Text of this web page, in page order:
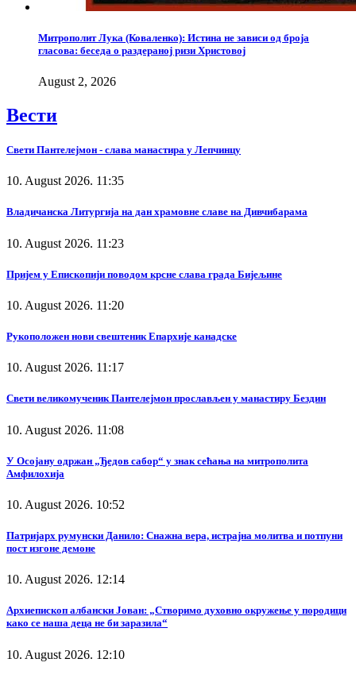
Митрополит Лука (Коваленко): Истина не зависи од броја
гласова: беседа о раздераној ризи Христовој
August 2, 2026
Вести
Свети Пантелејмон - слава манастира у Лепчинцу
10. August 2026. 11:35
Владичанска Литургија на дан храмовне славе на Дивчибарама
10. August 2026. 11:23
Пријем у Епископији поводом крсне слава града Бијељине
10. August 2026. 11:20
Рукоположен нови свештеник Епархије канадске
10. August 2026. 11:17
Свети великомученик Пантелејмон прослављен у манастиру Бездин
10. August 2026. 11:08
У Осојану одржан „Ђедов сабор“ у знак сећања на митрополита
Амфилохија
10. August 2026. 10:52
Патријарх румунски Данило: Снажна вера, истрајна молитва и потпуни
пост изгоне демоне
10. August 2026. 12:14
Архиепископ албански Јован: „Створимо духовно окружење у породици
како се наша деца не би заразила“
10. August 2026. 12:10